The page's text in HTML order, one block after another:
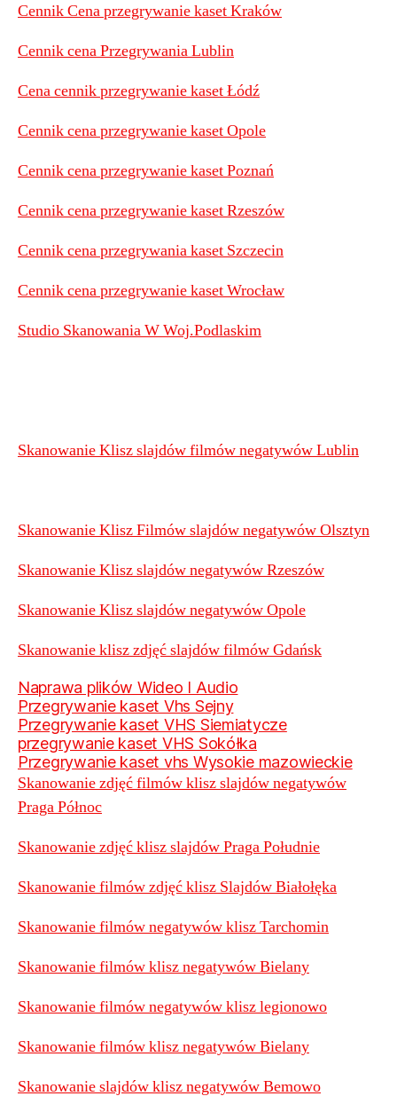
Cennik Cena przegrywanie kaset Kraków
Cennik cena Przegrywania Lublin
Cena cennik przegrywanie kaset Łódź
Cennik cena przegrywanie kaset Opole
Cennik cena przegrywanie kaset Poznań
Cennik cena przegrywanie kaset Rzeszów
Cennik cena przegrywania kaset Szczecin
Cennik cena przegrywanie kaset Wrocław
Studio Skanowania W Woj.Podlaskim
Skanowanie Klisz slajdów filmów negatywów Lublin
Skanowanie Klisz Filmów slajdów negatywów Olsztyn
Skanowanie Klisz slajdów negatywów Rzeszów
Skanowanie Klisz slajdów negatywów Opole
Skanowanie klisz zdjęć slajdów filmów Gdańsk
Naprawa plików Wideo I Audio
Przegrywanie kaset Vhs Sejny
Przegrywanie kaset VHS Siemiatycze
przegrywanie kaset VHS Sokółka
Przegrywanie kaset vhs Wysokie mazowieckie
Skanowanie zdjęć filmów klisz slajdów negatywów
Praga Północ
Skanowanie zdjęć klisz slajdów Praga Południe
Skanowanie filmów zdjęć klisz Slajdów Białołęka
Skanowanie filmów negatywów klisz Tarchomin
Skanowanie filmów klisz negatywów Bielany
Skanowanie filmów negatywów klisz legionowo
Skanowanie filmów klisz negatywów Bielany
Skanowanie slajdów klisz negatywów Bemowo